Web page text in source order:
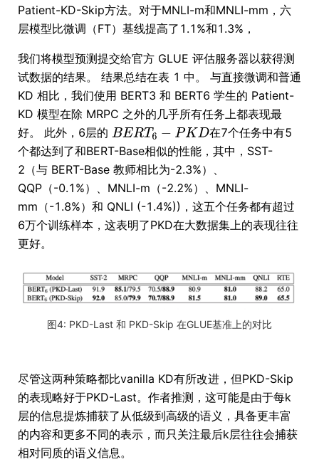
Patient-KD-Skip方法。对于MNLI-m和MNLI-mm，六
层模型比微调（FT）基线提高了1.1%和1.3%，
我们将模型预测提交给官方 GLUE 评估服务器以获得测
试数据的结果。 结果总结在表 1 中。 与直接微调和普通
KD 相比，我们使用 BERT3 和 BERT6 学生的 Patient-
KD 模型在除 MRPC 之外的几乎所有任务上都表现最
好。 此外，6层的
在7个任务中有5
个都达到了和BERT-Base相似的性能，其中，SST-
2（与 BERT-Base 教师相比为-2.3%）、
QQP（-0.1%）、MNLI-m（-2.2%）、MNLI-
mm（-1.8%）和 QNLI (-1.4%))，这五个任务都有超过
6万个训练样本，这表明了PKD在大数据集上的表现往往
更好。
图4: PKD-Last 和 PKD-Skip 在GLUE基准上的对比
尽管这两种策略都比vanilla KD有所改进，但PKD-Skip
的表现略好于PKD-Last。作者推测，这可能是由于每k
层的信息提炼捕获了从低级到高级的语义，具备更丰富
的内容和更多不同的表示，而只关注最后k层往往会捕获
相对同质的语义信息。